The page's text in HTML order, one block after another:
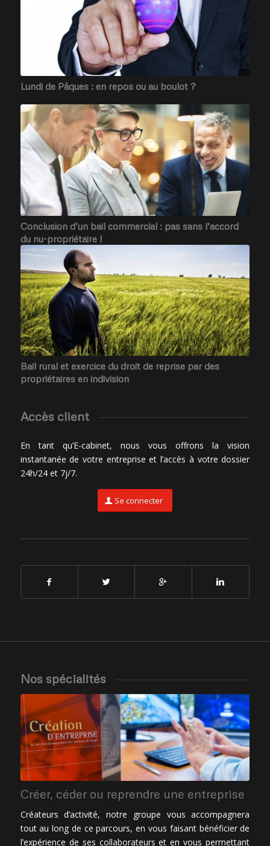
Lundi de Pâques : en repos ou au boulot ?
Conclusion d’un bail commercial : pas sans l’accord
du nu-propriétaire !
Bail rural et exercice du droit de reprise par des
propriétaires en indivision
Accès client
En tant qu’E-cabinet, nous vous offrons la vision
instantanée de votre entreprise et l’accès à votre dossier
24h/24 et 7j/7.
Se connecter
Nos spécialités
Créer, céder ou reprendre une entreprise
Créateurs d’activité, notre groupe vous accompagnera
tout au long de ce parcours, en vous faisant bénéficier de
l’expérience de ses collaborateurs et en vous permettant